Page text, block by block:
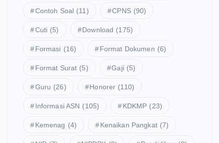
Contoh Soal (11) CPNS (90)
Cuti (5) Download (175)
Formasi (16) Format Dokumen (6)
Format Surat (5) Gaji (5)
Guru (26) Honorer (110)
Informasi ASN (105) KDKMP (23)
Kemenag (4) Kenaikan Pangkat (7)